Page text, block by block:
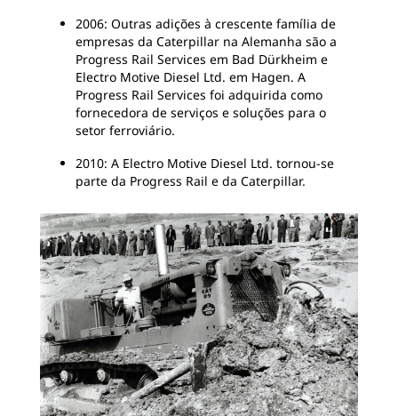
2006: Outras adições à crescente família de
empresas da Caterpillar na Alemanha são a
Progress Rail Services em Bad Dürkheim e
Electro Motive Diesel Ltd. em Hagen. A
Progress Rail Services foi adquirida como
fornecedora de serviços e soluções para o
setor ferroviário.
2010: A Electro Motive Diesel Ltd. tornou-se
parte da Progress Rail e da Caterpillar.